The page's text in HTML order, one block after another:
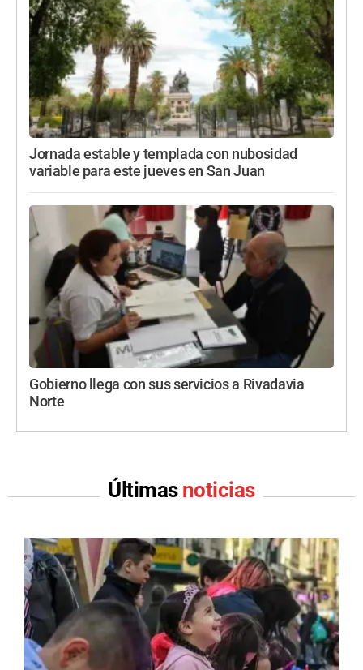
Jornada estable y templada con nubosidad
variable para este jueves en San Juan
Gobierno llega con sus servicios a Rivadavia
Norte
Últimas noticias